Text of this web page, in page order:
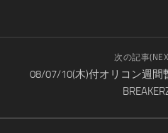
次の記事
08/07/10(木)付オリコン週間